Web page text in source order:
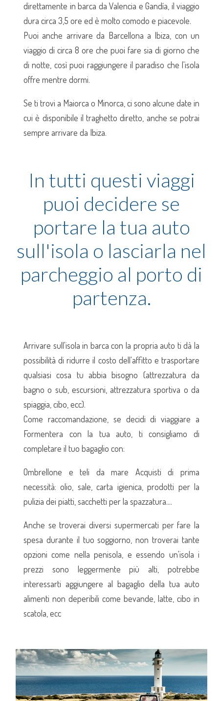
direttamente in barca da Valencia e Gandía, il viaggio
dura circa 3,5 ore ed è molto comodo e piacevole.
Puoi anche arrivare da Barcellona a Ibiza, con un
viaggio di circa 8 ore che puoi fare sia di giorno che
di notte, così puoi raggiungere il paradiso che l'isola
offre mentre dormi.
Se ti trovi a Maiorca o Minorca, ci sono alcune date in
cui è disponibile il traghetto diretto, anche se potrai
sempre arrivare da Ibiza.
In tutti questi viaggi
puoi decidere se
portare la tua auto
sull'isola o lasciarla nel
parcheggio al porto di
partenza.
Arrivare sull'isola in barca con la propria auto ti dà la
possibilità di ridurre il costo dell'affitto e trasportare
qualsiasi cosa tu abbia bisogno (attrezzatura da
bagno o sub, escursioni, attrezzatura sportiva o da
spiaggia, cibo, ecc).
Come raccomandazione, se decidi di viaggiare a
Formentera con la tua auto, ti consigliamo di
completare il tuo bagaglio con:
Ombrellone e teli da mare Acquisti di prima
necessità: olio, sale, carta igienica, prodotti per la
pulizia dei piatti, sacchetti per la spazzatura....
Anche se troverai diversi supermercati per fare la
spesa durante il tuo soggiorno, non troverai tante
opzioni come nella penisola, e essendo un'isola i
prezzi sono leggermente più alti, potrebbe
interessarti aggiungere al bagaglio della tua auto
alimenti non deperibili come bevande, latte, cibo in
scatola, ecc